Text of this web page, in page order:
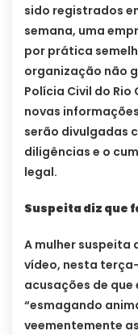
sido registrados
semana, uma
por prática
organização não
Polícia Civil do
novas
serão divulgadas
diligências e o
legal.
Suspeita diz que
A mulher
vídeo, nesta
acusações de
“esmagando
veementemente